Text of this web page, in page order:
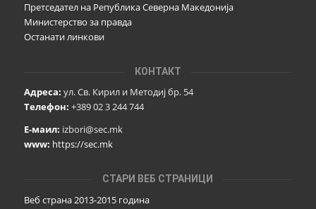
Претседател на Република Северна Македонија
Министерство за правда
Останати линкови
КОНТАКТ
Адреса: ул. Св. Кирил и Методиј бр. 54
Телефон: +389 02 3 244 744
Е-маил: izbori@sec.mk
www: https://sec.mk
СТАРИ ВЕБ СТРАНИЦИ
Веб страна 2013-2015 година